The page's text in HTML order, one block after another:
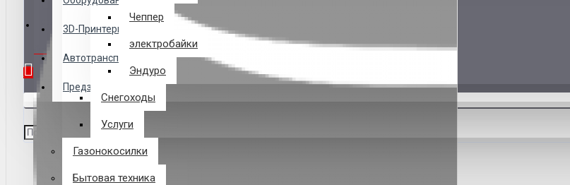
3D-Принтеры
Автотранспорт
Предзаказ из Китая
0 товар(ов) - 0 р.
В корзине пусто!
Чеппер
электробайки
Эндуро
Снегоходы
Услуги
Газонокосилки
Бытовая техника